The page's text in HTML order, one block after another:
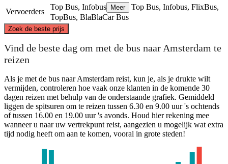
Vervoerders
Top Bus, Infobus Meer
Top Bus, Infobus, FlixBus,
TopBus, BlaBlaCar Bus
Zoek de beste prijs
London
©CARTO
Vind de beste dag om met de bus naar Amsterdam te
reizen
Als je met de bus naar Amsterdam reist, kun je, als je drukte wilt
vermijden, controleren hoe vaak onze klanten in de komende 30
dagen reizen met behulp van de onderstaande grafiek. Gemiddeld
liggen de spitsuren om te reizen tussen 6.30 en 9.00 uur 's ochtends
of tussen 16.00 en 19.00 uur 's avonds. Houd hier rekening mee
wanneer u naar uw vertrekpunt reist, aangezien u mogelijk wat extra
tijd nodig heeft om aan te komen, vooral in grote steden!